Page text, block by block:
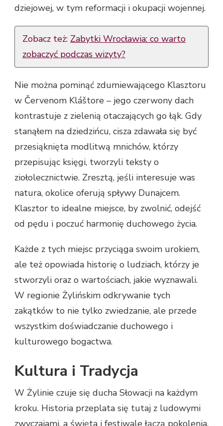
dziejowej, w tym reformacji i okupacji wojennej.
Zobacz też: Zabytki Wrocławia: co warto
zobaczyć podczas wizyty?
Nie można pominąć zdumiewającego Klasztoru
w Červenom Kláštore – jego czerwony dach
kontrastuje z zielenią otaczających go łąk. Gdy
stanąłem na dziedzińcu, cisza zdawała się być
przesiąknięta modlitwą mnichów, którzy
przepisując księgi, tworzyli teksty o
ziołolecznictwie. Zresztą, jeśli interesuje was
natura, okolice oferują spływy Dunajcem.
Klasztor to idealne miejsce, by zwolnić, odejść
od pędu i poczuć harmonię duchowego życia.
Każde z tych miejsc przyciąga swoim urokiem,
ale też opowiada historię o ludziach, którzy je
stworzyli oraz o wartościach, jakie wyznawali.
W regionie Żylińskim odkrywanie tych
zakątków to nie tylko zwiedzanie, ale przede
wszystkim doświadczanie duchowego i
kulturowego bogactwa.
Kultura i Tradycja
W Żylinie czuje się ducha Słowacji na każdym
kroku. Historia przeplata się tutaj z ludowymi
zwyczajami, a święta i festiwale łączą pokolenia.